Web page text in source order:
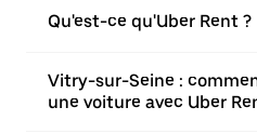
Qu'est-ce qu'Uber Rent ?
Vitry-sur-Seine :
une voiture avec Uber